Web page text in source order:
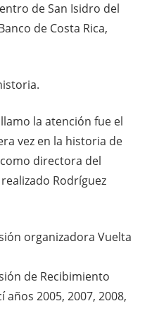
de San Isidro del
de Costa Rica,
la atención fue el
vez en la historia de
directora del
Rodríguez
organizadora Vuelta
de Recibimiento
años 2005, 2007, 2008,